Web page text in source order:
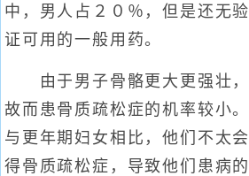
中，男人占２０％，但是还无验
证可用的一般用药。
由于男子骨骼更大更强壮，
故而患骨质疏松症的机率较小。
与更年期妇女相比，他们不太会
得骨质疏松症，导致他们患病的